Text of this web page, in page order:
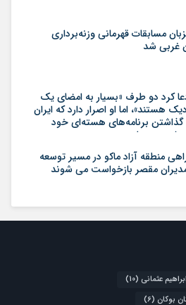
مسابقات قهرمانی وزنه‌برداری
غربی شد
کرد دو طرف «بسیار به امضای یک
هستند»، اما او اصرار دارد که ایران
گذاشتن برنامه‌های هسته‌ای خود
بردارد
منطقه آزاد ماکو در مسیر توسعه
مقصر بازخواست می شوند
ابراهیم عثمانی (10)
بوکان (6)